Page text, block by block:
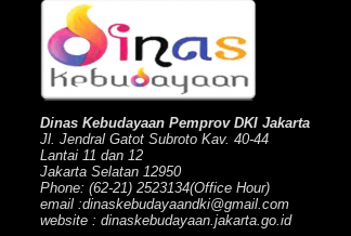
Dinas Kebudayaan Pemprov DKI Jakarta
Jl. Jendral Gatot Subroto Kav. 40-44
Lantai 11 dan 12
Jakarta Selatan 12950
Phone: (62-21) 2523134(Office Hour)
email :dinaskebudayaandki@gmail.com
website : dinaskebudayaan.jakarta.go.id